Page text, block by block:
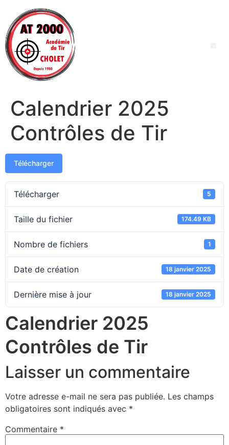
Calendrier 2025
Contrôles de Tir
Télécharger
Télécharger 5
Taille du fichier 174.49 KB
Nombre de fichiers 1
Date de création 18 janvier 2025
Dernière mise à jour 18 janvier 2025
Calendrier 2025
Contrôles de Tir
Laisser un commentaire
Votre adresse e-mail ne sera pas publiée. Les champs
obligatoires sont indiqués avec *
Commentaire *